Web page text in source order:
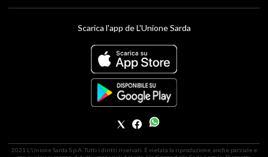
Scarica l'app de L'Unione Sarda
2021 L'Unione Sarda S.p.A. Tutti i diritti riservati. É vietata la riproduzione, anche parziale e